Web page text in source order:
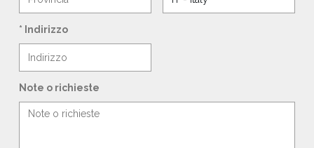
* Indirizzo
Note o richieste